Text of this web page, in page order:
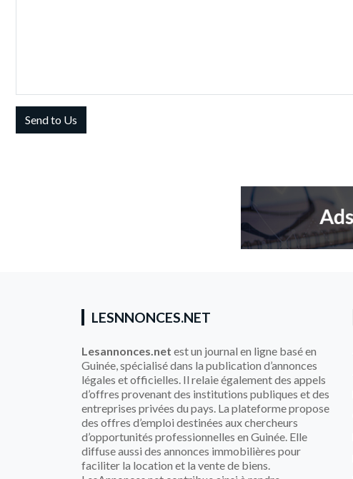
LESNNONCES.NET
Lesannonces.net est un journal en ligne basé en
Guinée, spécialisé dans la publication d’annonces
légales et officielles. Il relaie également des appels
d’offres provenant des institutions publiques et des
entreprises privées du pays. La plateforme propose
des offres d’emploi destinées aux chercheurs
d’opportunités professionnelles en Guinée. Elle
diffuse aussi des annonces immobilières pour
faciliter la location et la vente de biens.